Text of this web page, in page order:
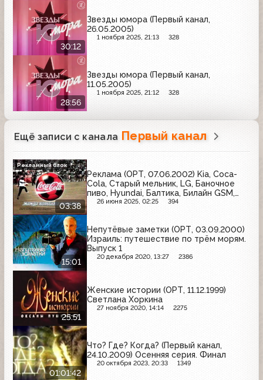
30:12
Звезды юмора (Первый канал,
26.05.2005)
1 ноября 2025, 21:13 328
28:56
Звезды юмора (Первый канал,
11.05.2005)
1 ноября 2025, 21:12 328
Ещё записи с канала Первый канал
03:38
Реклама (ОРТ, 07.06.2002) Kia, Coca-
Cola, Старый мельник, LG, Баночное
пиво, Hyundai, Балтика, Билайн GSM,
MasterCard
26 июня 2025, 02:25 394
Рекламный блок
15:01
Непутёвые заметки (ОРТ, 03.09.2000)
Израиль: путешествие по трём морям.
Выпуск 1
20 декабря 2020, 13:27 2386
25:51
Женские истории (ОРТ, 11.12.1999)
Светлана Хоркина
27 ноября 2020, 14:14 2275
01:01:42
Что? Где? Когда? (Первый канал,
24.10.2009) Осенняя серия. Финал
20 октября 2023, 20:33 1349